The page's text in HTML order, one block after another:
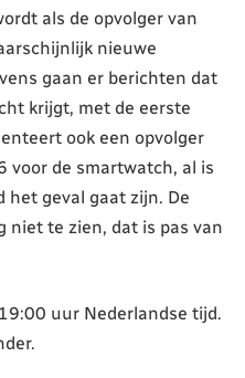
als de opvolger van
nieuwe
gaan er berichten dat
krijgt, met de eerste
ook een opvolger
voor de smartwatch, al is
het geval gaat zijn. De
niet te zien, dat is pas van
uur Nederlandse tijd.